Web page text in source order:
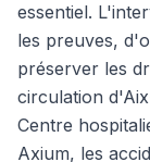
essentiel.
les preuves,
préserver les
circulation
Centre
Axium, les